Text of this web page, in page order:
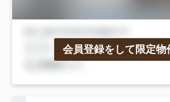
会員登録をして限定物